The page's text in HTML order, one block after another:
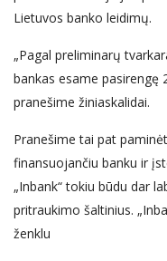
Lietuvos banko leidimų.
„Pagal preliminarų
bankas esame pasirengę
pranešime žiniaskalidai.
Pranešime tai pat
finansuojančiu banku ir
„Inbank“ tokiu būdu dar
pritraukimo šaltinius.
ženklu